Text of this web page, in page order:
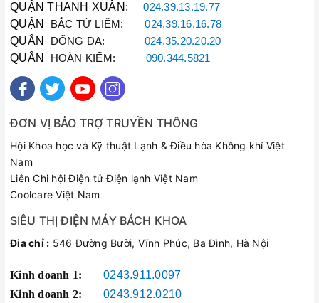
QUẬN THANH XUÂN :024.39.13.19.77
QUẬN BẮC TỪ LIÊM:024.39.16.16.78
QUẬN ĐỐNG ĐA: 024.35.20.20.20
QUẬN HOÀN KIẾM: 090.344.5821
ĐƠN VỊ BẢO TRỢ TRUYỀN THÔNG
Hội Khoa học và Kỹ thuật Lạnh & Điều hòa Không khí Việt
Nam
Liên Chi hội Điện tử Điện lạnh Việt Nam
Coolcare Việt Nam
SIÊU THỊ ĐIỆN MÁY BÁCH KHOA
Đia chỉ : 546 Đường Bười, Vĩnh Phúc, Ba Đình, Hà Nội
Kinh doanh 1:
0243.911.0097
Kinh doanh 2:
0243.912.0210